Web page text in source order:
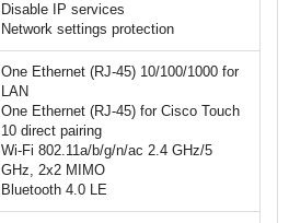
Disable IP services
Network settings protection
One Ethernet (RJ-45) 10/100/1000 for
LAN
One Ethernet (RJ-45) for Cisco Touch
10 direct pairing
Wi-Fi 802.11a/b/g/n/ac 2.4 GHz/5
GHz, 2x2 MIMO
Bluetooth 4.0 LE